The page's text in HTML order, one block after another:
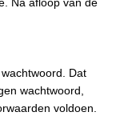
Dat
wachtwoord,
voldoen.